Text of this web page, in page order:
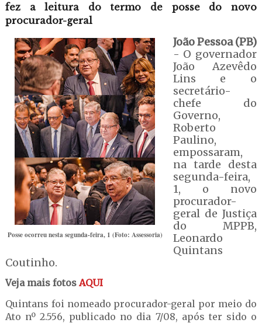
fez a leitura do termo de posse do novo
procurador-geral
Posse ocorreu nesta segunda-feira, 1 (Foto: Assessoria)
João Pessoa (PB)
- O governador
João Azevêdo
Lins e o
secretário-
chefe do
Governo,
Roberto
Paulino,
empossaram,
na tarde desta
segunda-feira,
1, o novo
procurador-
geral de Justiça
do MPPB,
Leonardo
Quintans
Coutinho.
Veja mais fotosAQUI
Quintans foi nomeado procurador-geral por meio do
Ato nº 2.556, publicado no dia 7/08, após ter sido o